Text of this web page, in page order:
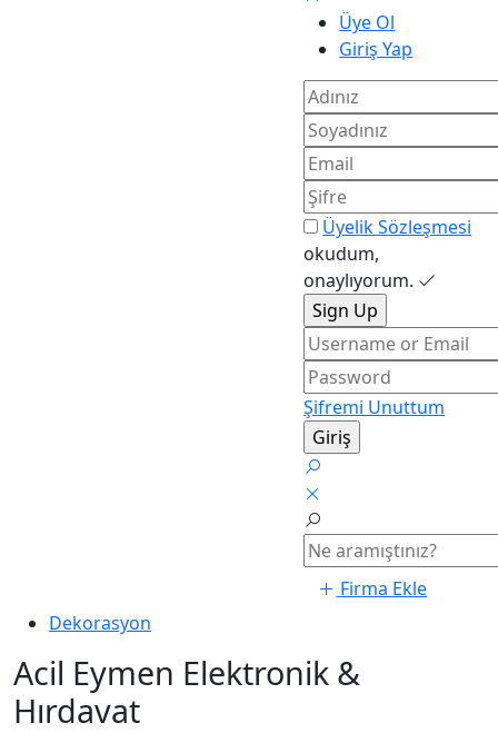
Üye Ol
Giriş Yap
Üyelik Sözleşmesi
okudum,
onaylıyorum.
Şifremi Unuttum
Firma Ekle
Dekorasyon
Acil Eymen Elektronik &
Hırdavat